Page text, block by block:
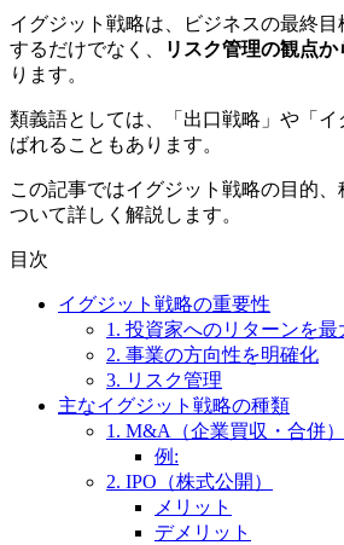
イグジット戦略は、ビジネスの最終
するだけでなく、
リスク管理の観点
ります。
類義語としては、「出口戦略」や「
ばれることもあります。
この記事ではイグジット戦略の目的
ついて詳しく解説します。
目次
イグジット戦略の重要性
1. 投資家へのリターンを最
2. 事業の方向性を明確化
3. リスク管理
主なイグジット戦略の種類
1. M&A（企業買収・合併）
例:
2. IPO（株式公開）
メリット
デメリット